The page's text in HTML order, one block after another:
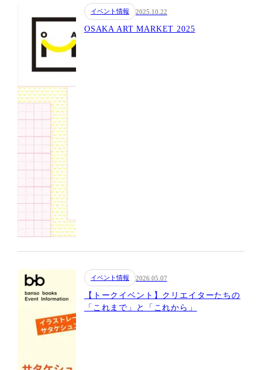
OSAKA ART MARKET 2025
イベント情報 2025.10.22
【トークイベント】クリエイターたちの
「これまで」と「これから」
イベント情報 2026.05.07